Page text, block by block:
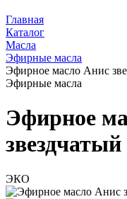
Главная
Каталог
Масла
Эфирные масла
Эфирное масло Анис
Эфирные масла
Эфирное
ЭКО